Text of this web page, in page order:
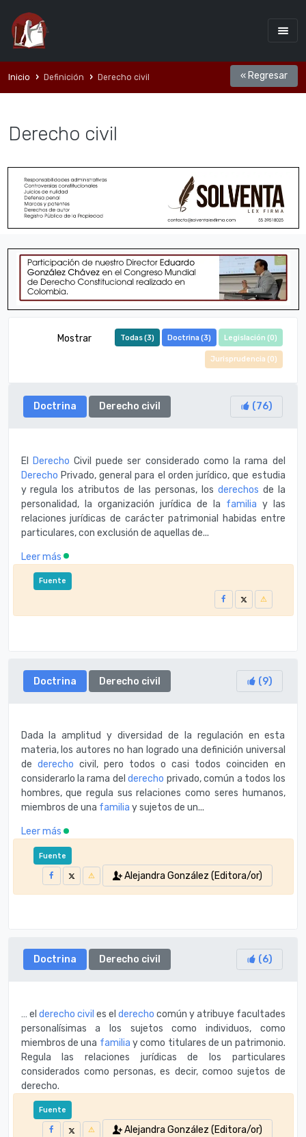
Inicio Definición Derecho civil « Regresar
Derecho civil
Mostrar Todas (3) Doctrina (3) Legislación (0)
Jurisprudencia (0)
Doctrina Derecho civil (76)
El Derecho Civil puede ser considerado como la rama del
Derecho Privado, general para el orden jurídico, que estudia
y regula los atributos de las personas, los derechos de la
personalidad, la organización jurídica de la familia y las
relaciones jurídicas de carácter patrimonial habidas entre
particulares, con exclusión de aquellas de...
Leer más
Fuente
Doctrina Derecho civil (9)
Dada la amplitud y diversidad de la regulación en esta
materia, los autores no han logrado una definición universal
de derecho civil, pero todos o casi todos coinciden en
considerarlo la rama delderecho privado, común a todos los
hombres, que regula sus relaciones como seres humanos,
miembros de una familia y sujetos de un...
Leer más
Fuente
Alejandra González (Editora/or)
Doctrina Derecho civil (6)
… el derecho civil es el derecho común y atribuye facultades
personalísimas a los sujetos como individuos, como
miembros de una familia y como titulares de un patrimonio.
Regula las relaciones jurídicas de los particulares
considerados como personas, es decir, comoo sujetos de
derecho.
Fuente
Alejandra González (Editora/or)